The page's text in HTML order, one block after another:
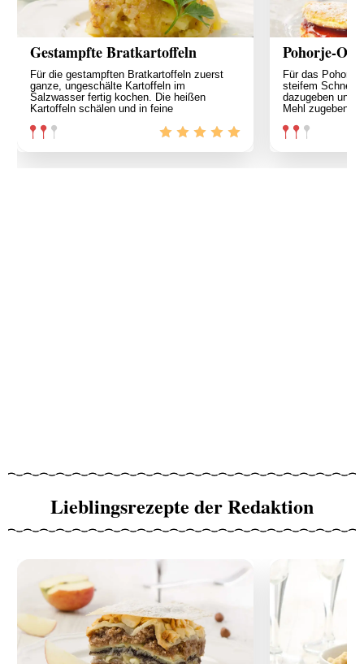
Gestampfte Bratkartoffeln
Für die gestampften Bratkartoffeln zuerst
ganze, ungeschälte Kartoffeln im
Salzwasser fertig kochen. Die heißen
Kartoffeln schälen und in feine
Pohorje-
Für das
steifem Schnee
dazugeben und
Mehl zugeben
Lieblingsrezepte der Redaktion